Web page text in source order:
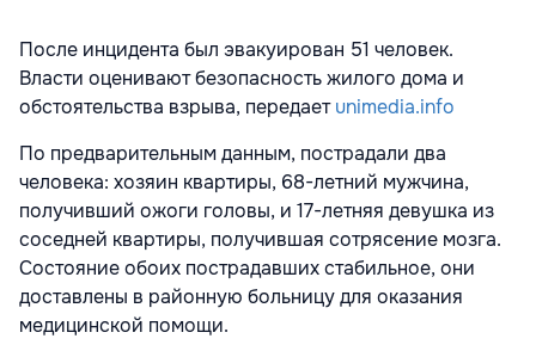
После инцидента был эвакуирован 51 человек.
Власти оценивают безопасность жилого дома и
обстоятельства взрыва, передаетunimedia.info
По предварительным данным, пострадали два
человека: хозяин квартиры, 68-летний мужчина,
получивший ожоги головы, и 17-летняя девушка из
соседней квартиры, получившая сотрясение мозга.
Состояние обоих пострадавших стабильное, они
доставлены в районную больницу для оказания
медицинской помощи.